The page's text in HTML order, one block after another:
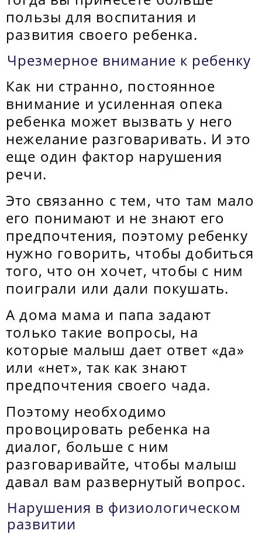
пользы для воспитания и
развития своего ребенка.
Чрезмерное внимание к ребенку
Как ни странно, постоянное
внимание и усиленная опека
ребенка может вызвать у него
нежелание разговаривать. И это
еще один фактор нарушения
речи.
Это связанно с тем, что там мало
его понимают и не знают его
предпочтения, поэтому ребенку
нужно говорить, чтобы добиться
того, что он хочет, чтобы с ним
поиграли или дали покушать.
А дома мама и папа задают
только такие вопросы, на
которые малыш дает ответ «да»
или «нет», так как знают
предпочтения своего чада.
Поэтому необходимо
провоцировать ребенка на
диалог, больше с ним
разговаривайте, чтобы малыш
давал вам развернутый вопрос.
Нарушения в физиологическом
развитии